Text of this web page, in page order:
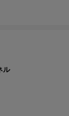
ル